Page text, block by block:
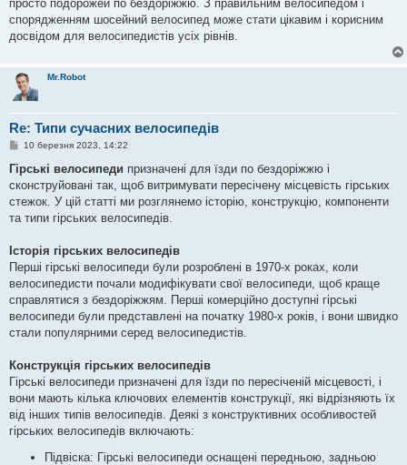
просто подорожей по бездоріжжю. З правильним велосипедом і
спорядженням шосейний велосипед може стати цікавим і корисним
досвідом для велосипедистів усіх рівнів.
Mr.Robot
Re: Типи сучасних велосипедів
П
в
і
д
о
л
н
я
10 березня 2023, 14:22
Гірські велосипеди призначені для їзди по бездоріжжю і
сконструйовані так, щоб витримувати пересічену місцевість гірських
стежок. У цій статті ми розглянемо історію, конструкцію, компоненти
та типи гірських велосипедів.
Історія гірських велосипедів
Перші гірські велосипеди були розроблені в 1970-х роках, коли
велосипедисти почали модифікувати свої велосипеди, щоб краще
справлятися з бездоріжжям. Перші комерційно доступні гірські
велосипеди були представлені на початку 1980-х років, і вони швидко
стали популярними серед велосипедистів.
Конструкція гірських велосипедів
Гірські велосипеди призначені для їзди по пересіченій місцевості, і
вони мають кілька ключових елементів конструкції, які відрізняють їх
від інших типів велосипедів. Деякі з конструктивних особливостей
гірських велосипедів включають:
Підвіска: Гірські велосипеди оснащені передньою, задньою